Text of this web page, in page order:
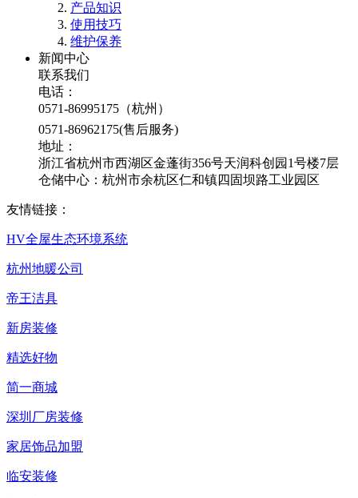
产品知识
使用技巧
维护保养
新闻中心
联系我们
电话：
0571-86995175（杭州）
0571-86962175(售后服务)
地址：
浙江省杭州市西湖区金蓬街356号天润科创园1号楼7层
仓储中心：杭州市余杭区仁和镇四固坝路工业园区
友情链接：
HV全屋生态环境系统
杭州地暖公司
帝王洁具
新房装修
精选好物
简一商城
深圳厂房装修
家居饰品加盟
临安装修